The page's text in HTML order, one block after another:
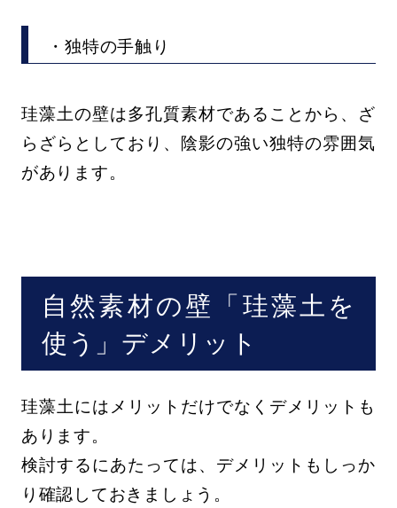
・独特の手触り
珪藻土の壁は多孔質素材であることから、ざ
らざらとしており、陰影の強い独特の雰囲気
があります。
自然素材の壁「珪藻土を
使う」デメリット
珪藻土にはメリットだけでなくデメリットも
あります。
検討するにあたっては、デメリットもしっか
り確認しておきましょう。